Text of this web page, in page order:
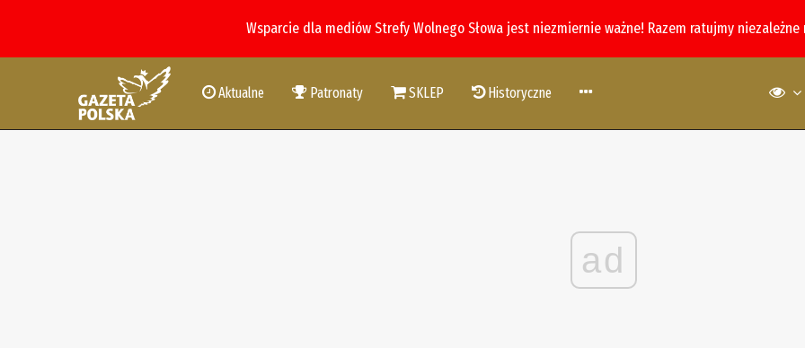
Wsparcie dla mediów Strefy Wolnego Słowa jest niezmiernie ważne! Razem ratujmy
Aktualne Patronaty SKLEP Historyczne
ad